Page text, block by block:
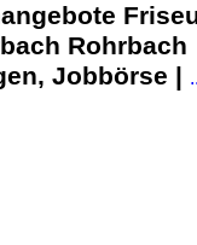
Rohrbach
Jobbörse |